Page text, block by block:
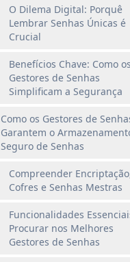
O Dilema Digital: Porquê
Lembrar Senhas Únicas é
Crucial
Benefícios Chave: Como os
Gestores de Senhas
Simplificam a Segurança
Como os Gestores de
Garantem o
Seguro de Senhas
Compreender
Cofres e Senhas Mestras
Funcionalidades
Procurar nos Melhores
Gestores de Senhas